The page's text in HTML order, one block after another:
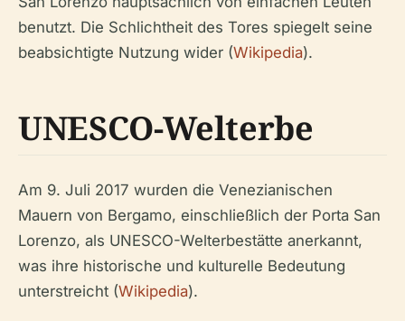
benutzt. Die Schlichtheit des Tores spiegelt seine
beabsichtigte Nutzung wider (Wikipedia).
UNESCO-Welterbe
Am 9. Juli 2017 wurden die Venezianischen
Mauern von Bergamo, einschließlich der Porta San
Lorenzo, als UNESCO-Welterbestätte anerkannt,
was ihre historische und kulturelle Bedeutung
unterstreicht (Wikipedia).